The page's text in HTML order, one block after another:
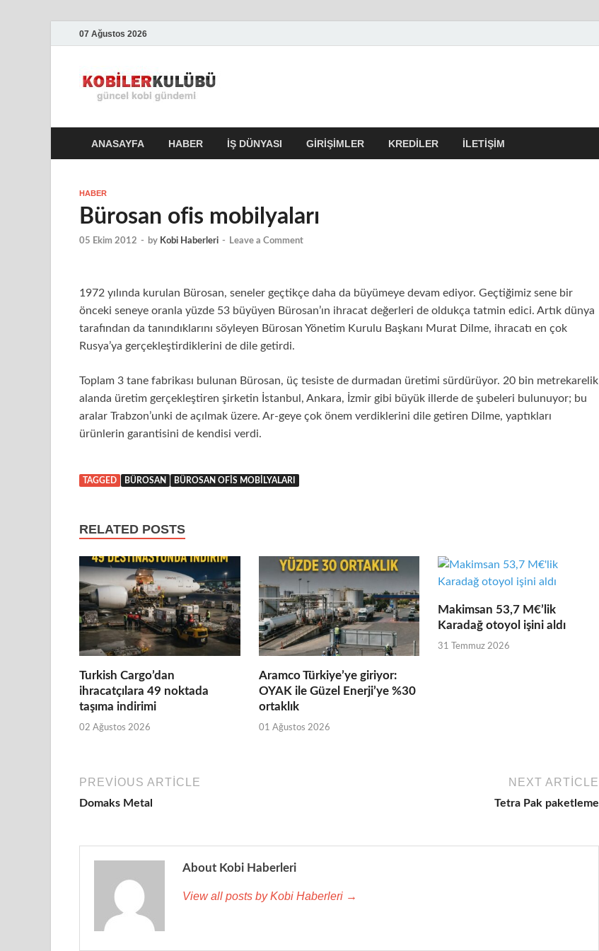
07 Ağustos 2026
ANASAYFA HABER İŞ DÜNYASI GIRIŞIMLER KREDILER İLETIŞIM
HABER
Bürosan ofis mobilyaları
05 Ekim 2012 - by Kobi Haberleri - Leave a Comment
1972 yılında kurulan Bürosan, seneler geçtikçe daha da büyümeye devam ediyor. Geçtiğimiz sene bir
önceki seneye oranla yüzde 53 büyüyen Bürosan’ın ihracat değerleri de oldukça tatmin edici. Artık dünya
tarafından da tanındıklarını söyleyen Bürosan Yönetim Kurulu Başkanı Murat Dilme, ihracatı en çok
Rusya’ya gerçekleştirdiklerini de dile getirdi.
Toplam 3 tane fabrikası bulunan Bürosan, üç tesiste de durmadan üretimi sürdürüyor. 20 bin metrekarelik
alanda üretim gerçekleştiren şirketin İstanbul, Ankara, İzmir gibi büyük illerde de şubeleri bulunuyor; bu
aralar Trabzon’unki de açılmak üzere. Ar-geye çok önem verdiklerini dile getiren Dilme, yaptıkları
ürünlerin garantisini de kendisi verdi.
TAGGED BÜROSAN BÜROSAN OFIS MOBILYALARI
RELATED POSTS
Turkish Cargo’dan
ihracatçılara 49 noktada
taşıma indirimi
02 Ağustos 2026
Aramco Türkiye’ye giriyor:
OYAK ile Güzel Enerji’ye %30
ortaklık
01 Ağustos 2026
Makimsan 53,7 M€’lik
Karadağ otoyol işini aldı
31 Temmuz 2026
PREVIOUS ARTICLE
Domaks Metal
NEXT ARTICLE
Tetra Pak paketleme
About Kobi Haberleri
View all posts by Kobi Haberleri →